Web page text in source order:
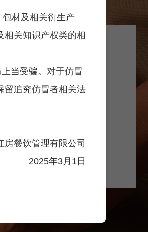
包材及相关衍生产
相关知识产权类的相
当受骗。对于仿冒
留追究仿冒者相关法
房餐饮管理有限公司
2025年3月1日